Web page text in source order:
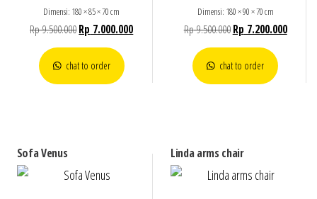
Dimensi: 180 × 85 × 70 cm
Rp9.500.000Rp 7.000.000
chat to order
Dimensi: 180 × 90 × 70 cm
Rp9.500.000 Rp 7.200.000
chat to order
Sofa Venus Linda arms chair